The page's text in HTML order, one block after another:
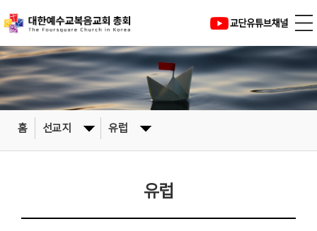
홈 선교지 유럽
유럽